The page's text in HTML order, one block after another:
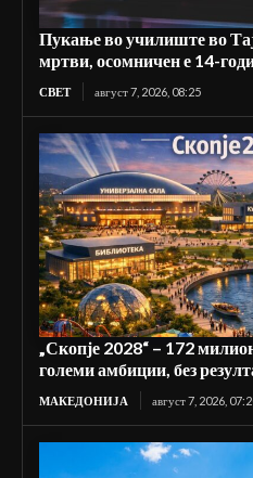
Пукање во училиште во
мртви, осомничен е 14-
СВЕТ август 7, 2026, 08:25
„Скопје 2028“ – 172
големи амбиции, без
МАКЕДОНИЈА август 7, 2026,